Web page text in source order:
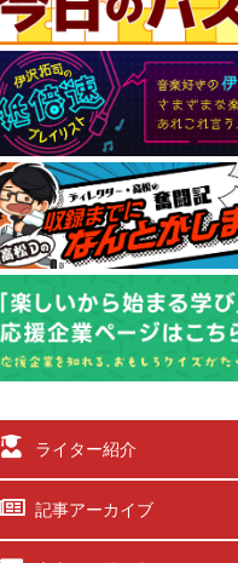
ライター紹介
記事アーカイブ